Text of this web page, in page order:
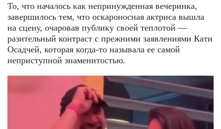
То, что началось как непринужденная вечеринка,
завершилось тем, что оскароносная актриса вышла
на сцену, очаровав публику своей теплотой —
разительный контраст с прежними заявлениями Кати
Осадчей, которая когда-то называла ее самой
неприступной знаменитостью.